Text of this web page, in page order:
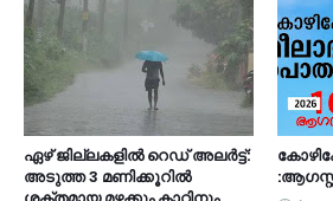
ഏഴ് ജില്ലകളില്‍ റെഡ് അലര്‍ട്ട്:
അടുത്ത 3 മണിക്കൂറിൽ